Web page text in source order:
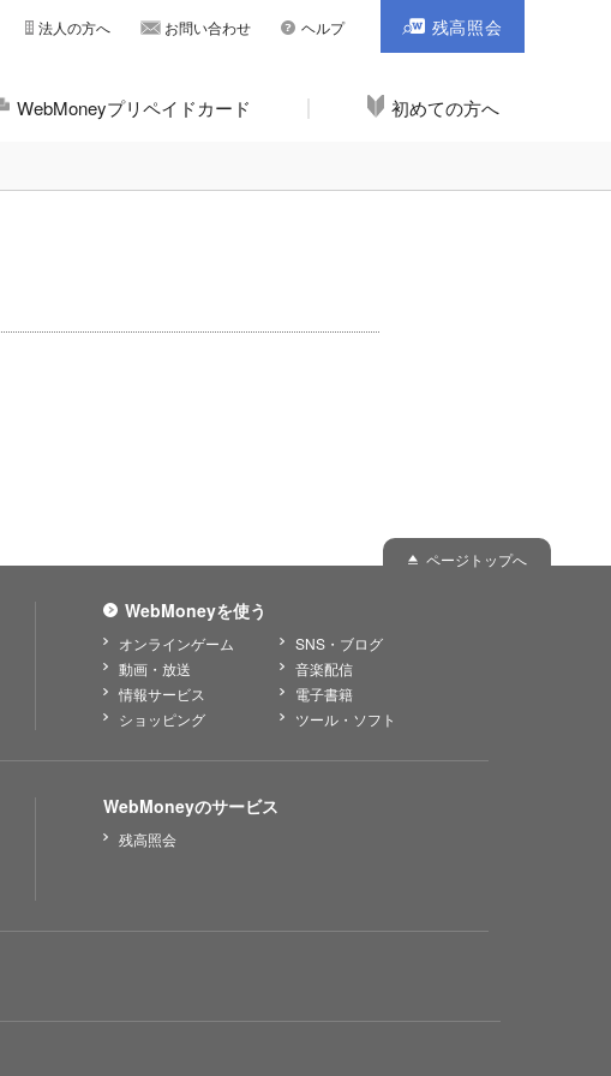
WebMoneyプリペイドカード 初めての方へ
法人の方へ お問い合わせ ヘルプ 残高照会
ページトップへ
WebMoneyを使う
オンラインゲーム
SNS・ブログ
動画・放送
音楽配信
情報サービス
電子書籍
ショッピング
ツール・ソフト
WebMoneyのサービス
残高照会